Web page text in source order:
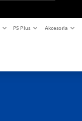
PS Plus Akcesoria